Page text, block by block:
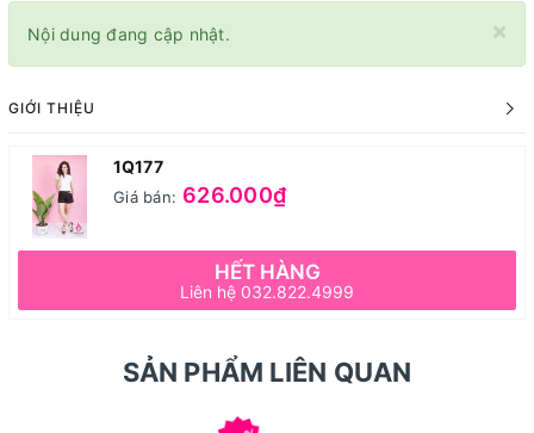
×
Nội dung đang cập nhật.
GIỚI THIỆU
1Q177
Giá bán: 626.000₫
HẾT HÀNG
Liên hệ 032.822.4999
SẢN PHẨM LIÊN QUAN